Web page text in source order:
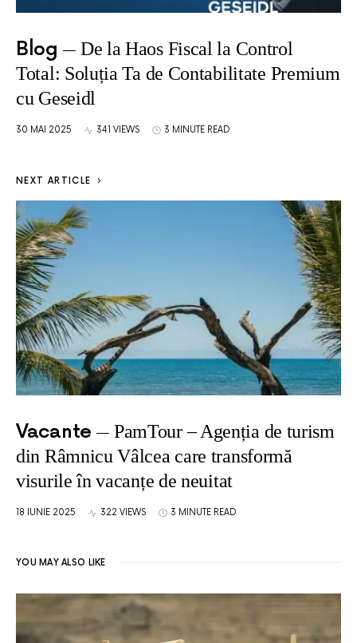
Blog
De la Haos Fiscal la Control
Total: Soluția Ta de Contabilitate Premium
cu Geseidl
30 MAI 2025 341 VIEWS 3 MINUTE READ
NEXT ARTICLE
Vacante
PamTour – Agenția de turism
din Râmnicu Vâlcea care transformă
visurile în vacanțe de neuitat
18 IUNIE 2025 322 VIEWS 3 MINUTE READ
YOU MAY ALSO LIKE